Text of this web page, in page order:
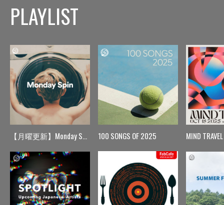
PLAYLIST
【月曜更新】Monday Spin 100 SONGS OF 2025 MIND TRAVEL